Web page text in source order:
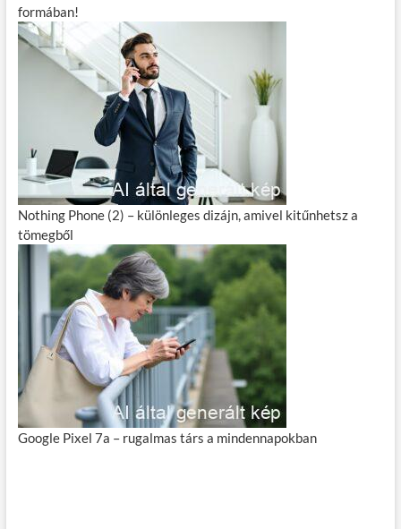
formában!
Nothing Phone (2) – különleges dizájn, amivel kitűnhetsz a
tömegből
Google Pixel 7a – rugalmas társ a mindennapokban